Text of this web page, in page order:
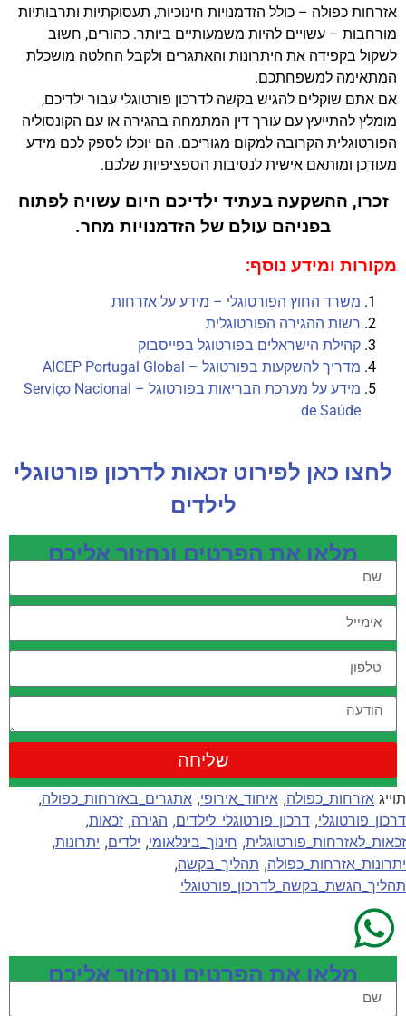
אזרחות כפולה – כולל הזדמנויות חינוכיות, תעסוקתיות ותרבותיות
מורחבות – עשויים להיות משמעותיים ביותר. כהורים, חשוב
לשקול בקפידה את היתרונות והאתגרים ולקבל החלטה מושכלת
המתאימה למשפחתכם.
אם אתם שוקלים להגיש בקשה לדרכון פורטוגלי עבור ילדיכם,
מומלץ להתייעץ עם עורך דין המתמחה בהגירה או עם הקונסוליה
הפורטוגלית הקרובה למקום מגוריכם. הם יוכלו לספק לכם מידע
מעודכן ומותאם אישית לנסיבות הספציפיות שלכם.
זכרו, ההשקעה בעתיד ילדיכם היום עשויה לפתוח
בפניהם עולם של הזדמנויות מחר.
מקורות ומידע נוסף:
משרד החוץ הפורטוגלי – מידע על אזרחות
רשות ההגירה הפורטוגלית
קהילת הישראלים בפורטוגל בפייסבוק
מדריך להשקעות בפורטוגל – AICEP Portugal Global
מידע על מערכת הבריאות בפורטוגל – Serviço Nacional
de Saúde
לחצו כאן לפירוט זכאות לדרכון פורטוגלי
לילדים
מלאו את הפרטים ונחזור אליכם
שליחה
תוייג אזרחות_כפולה, איחוד_אירופי, אתגרים_באזרחות_כפולה,
דרכון_פורטוגלי, דרכון_פורטוגלי_לילדים, הגירה, זכאות,
זכאות_לאזרחות_פורטוגלית, חינוך_בינלאומי, ילדים, יתרונות,
יתרונות_אזרחות_כפולה, תהליך_בקשה,
תהליך_הגשת_בקשה_לדרכון_פורטוגלי
מלאו את הפרטים ונחזור אליכם